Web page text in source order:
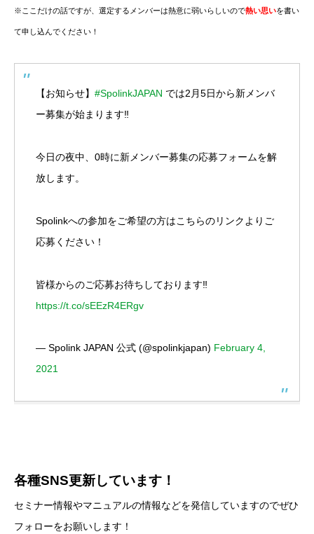
※ここだけの話ですが、選定するメンバーは熱意に弱いらしいので熱い思いを書い
て申し込んでください！
【お知らせ】 #SpolinkJAPAN では2月5日から新メンバ
ー募集が始まります‼️
今日の夜中、0時に新メンバー募集の応募フォームを解
放します。
Spolinkへの参加をご希望の方はこちらのリンクよりご
応募ください！
皆様からのご応募お待ちしております‼️
https://t.co/sEEzR4ERgv
— Spolink JAPAN 公式 (@spolinkjapan) February 4,
2021
各種SNS更新しています！
セミナー情報やマニュアルの情報などを発信していますのでぜひ
フォローをお願いします！